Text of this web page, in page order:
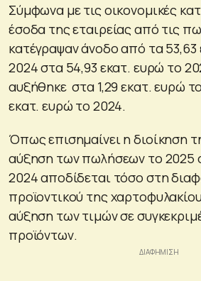
Σύμφωνα με τις οικονομικές
έσοδα της εταιρείας από τις
κατέγραψαν άνοδο από τα 53,63
2024 στα 54,93 εκατ. ευρώ το
αυξήθηκε στα 1,29 εκατ. ευρώ
εκατ. ευρώ το 2024.
Όπως επισημαίνει η διοίκηση
αύξηση των πωλήσεων το 2025
2024 αποδίδεται τόσο στη
προϊοντικού της
αύξηση των τιμών σε
προϊόντων.